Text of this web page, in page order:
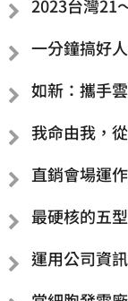
2023台灣21
一分鐘搞好
如新：攜手
我命由我，
直銷會場運
最硬核的五
運用公司資